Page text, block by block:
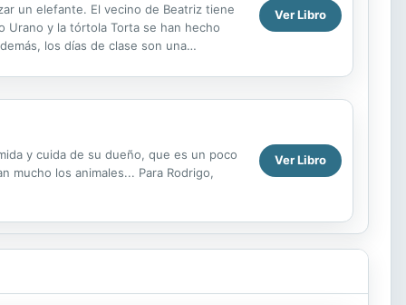
un elefante. El vecino de Beatriz tiene
Urano y la tórtola Torta se han hecho
los días de clase son una
Ver Libro
y cuida de su dueño, que es un poco
mucho los animales... Para Rodrigo,
Ver Libro